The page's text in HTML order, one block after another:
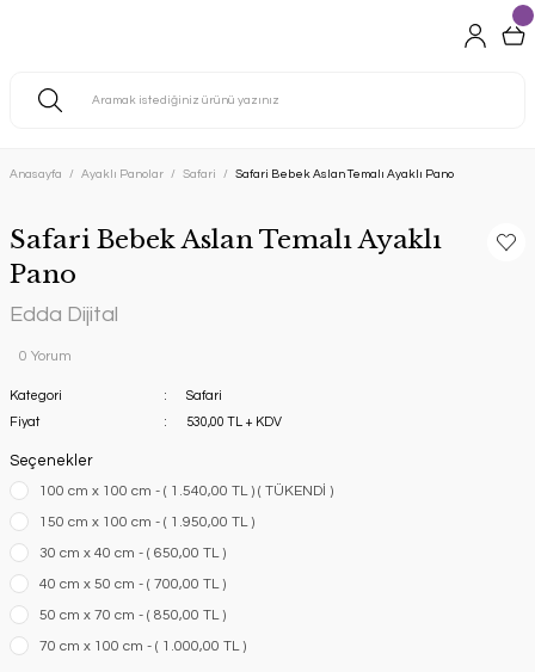
Anasayfa Ayaklı Panolar Safari Safari Bebek Aslan Temalı Ayaklı Pano
Safari Bebek Aslan Temalı Ayaklı
Pano
Edda Dijital
0 Yorum
Kategori
Safari
Fiyat
530,00 TL + KDV
Seçenekler
100 cm x 100 cm - ( 1.540,00 TL ) ( TÜKENDİ )
150 cm x 100 cm - ( 1.950,00 TL )
30 cm x 40 cm - ( 650,00 TL )
40 cm x 50 cm - ( 700,00 TL )
50 cm x 70 cm - ( 850,00 TL )
70 cm x 100 cm - ( 1.000,00 TL )